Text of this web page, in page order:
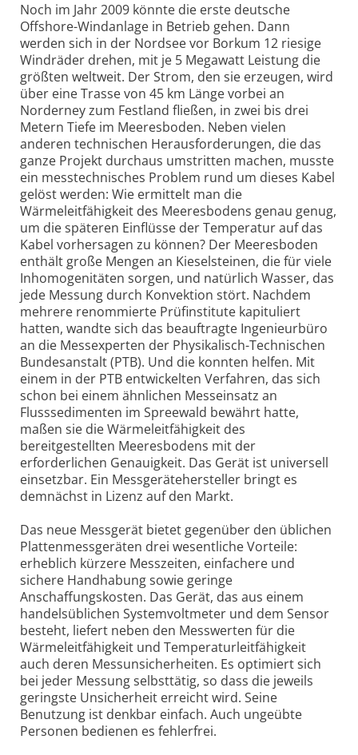
Noch im Jahr 2009 könnte die erste deutsche
Offshore-Windanlage in Betrieb gehen. Dann
werden sich in der Nordsee vor Borkum 12 riesige
Windräder drehen, mit je 5 Megawatt Leistung die
größten weltweit. Der Strom, den sie erzeugen, wird
über eine Trasse von 45 km Länge vorbei an
Norderney zum Festland fließen, in zwei bis drei
Metern Tiefe im Meeresboden. Neben vielen
anderen technischen Herausforderungen, die das
ganze Projekt durchaus umstritten machen, musste
ein messtechnisches Problem rund um dieses Kabel
gelöst werden: Wie ermittelt man die
Wärmeleitfähigkeit des Meeresbodens genau genug,
um die späteren Einflüsse der Temperatur auf das
Kabel vorhersagen zu können? Der Meeresboden
enthält große Mengen an Kieselsteinen, die für viele
Inhomogenitäten sorgen, und natürlich Wasser, das
jede Messung durch Konvektion stört. Nachdem
mehrere renommierte Prüfinstitute kapituliert
hatten, wandte sich das beauftragte Ingenieurbüro
an die Messexperten der Physikalisch-Technischen
Bundesanstalt (PTB). Und die konnten helfen. Mit
einem in der PTB entwickelten Verfahren, das sich
schon bei einem ähnlichen Messeinsatz an
Flusssedimenten im Spreewald bewährt hatte,
maßen sie die Wärmeleitfähigkeit des
bereitgestellten Meeresbodens mit der
erforderlichen Genauigkeit. Das Gerät ist universell
einsetzbar. Ein Messgerätehersteller bringt es
demnächst in Lizenz auf den Markt.
Das neue Messgerät bietet gegenüber den üblichen
Plattenmessgeräten drei wesentliche Vorteile:
erheblich kürzere Messzeiten, einfachere und
sichere Handhabung sowie geringe
Anschaffungskosten. Das Gerät, das aus einem
handelsüblichen Systemvoltmeter und dem Sensor
besteht, liefert neben den Messwerten für die
Wärmeleitfähigkeit und Temperaturleitfähigkeit
auch deren Messunsicherheiten. Es optimiert sich
bei jeder Messung selbsttätig, so dass die jeweils
geringste Unsicherheit erreicht wird. Seine
Benutzung ist denkbar einfach. Auch ungeübte
Personen bedienen es fehlerfrei.